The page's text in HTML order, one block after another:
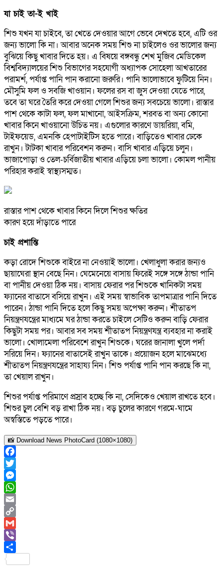
যা চাই তা-ই খাই
শিশু যখন যা চাইবে, তা খেতে দেওয়ার আগে ভেবে দেখতে হবে, এটি ওর
জন্য ভালো কি না। আবার অনেক সময় শিশু না চাইলেও ওর ভালোর জন্য
বুঝিয়ে কিছু খাবার দিতে হয়। এ বিষয়ে বঙ্গবন্ধু শেখ মুজিব মেডিকেল
বিশ্ববিদ্যালয়ের শিশু বিভাগের সহযোগী অধ্যাপক সোহেলা আখতারের
পরামর্শ, পর্যাপ্ত পানি পান করানো জরুরি। পানি ভালোভাবে ফুটিয়ে নিন।
মৌসুমি ফল ও সবজি খাওয়ান। ফলের রস বা জুস দেওয়া যেতে পারে,
তবে তা ঘরে তৈরি করে দেওয়া গেলে শিশুর জন্য সবচেয়ে ভালো। রাস্তার
পাশ থেকে কাটা ফল, ফল মাখানো, আইসক্রিম, শরবত বা অন্য কোনো
খাবার কিনে খাওয়ানো উচিত নয়। এগুলোর কারণে ডায়রিয়া, বমি,
টাইফয়েড, এমনকি হেপাটাইটিস হতে পারে। বাড়িতেও খাবার ঢেকে
রাখুন। টাটকা খাবার পরিবেশন করুন। বাসি খাবার এড়িয়ে চলুন।
ভাজাপোড়া ও তেল-চর্বিজাতীয় খাবার এড়িয়ে চলা ভালো। কোমল পানীয়
পরিহার করাই স্বাস্থ্যসম্মত।
রাস্তার পাশ থেকে খাবার কিনে দিলে শিশুর ক্ষতির
কারণ হয়ে দাঁড়াতে পারে
চাই প্রশান্তি
কড়া রোদে শিশুকে বাইরে না নেওয়াই ভালো। খেলাধুলা করার জন্যও
ছায়াঘেরা স্থান বেছে নিন। ঘেমেনেয়ে বাসায় ফিরেই সঙ্গে সঙ্গে ঠান্ডা পানি
বা পানীয় দেওয়া ঠিক নয়। বাসায় ফেরার পর শিশুকে খানিকটা সময়
ফ্যানের বাতাসে বসিয়ে রাখুন। এই সময় স্বাভাবিক তাপমাত্রার পানি দিতে
পারেন। ঠান্ডা পানি দিতে হলে কিছু সময় অপেক্ষা করুন। শীতাতপ
নিয়ন্ত্রণযন্ত্রের মাধ্যমে ঘর ঠান্ডা করতে চাইলে সেটিও করুন বাড়ি ফেরার
কিছুটা সময় পর। আবার সব সময় শীতাতপ নিয়ন্ত্রণযন্ত্র ব্যবহার না করাই
ভালো। খোলামেলা পরিবেশে রাখুন শিশুকে। ঘরের জানালা খুলে পর্দা
সরিয়ে দিন। ফ্যানের বাতাসেই রাখুন তাকে। প্রয়োজন হলে মাঝেমধ্যে
শীতাতপ নিয়ন্ত্রণযন্ত্রের সাহায্য নিন। শিশু পর্যাপ্ত পানি পান করছে কি না,
তা খেয়াল রাখুন।
শিশুর পর্যাপ্ত পরিমাণে প্রস্রাব হচ্ছে কি না, সেদিকেও খেয়াল রাখতে হবে।
শিশুর চুল বেশি বড় রাখা ঠিক নয়। বড় চুলের কারণে গরমে-ঘামে
অস্বস্তিতে পড়তে পারে।
📸 Download News PhotoCard (1080×1080)
Facebook
Twitter
Messenger
WhatsApp
Email
Copy
Link
Gmail
Viber